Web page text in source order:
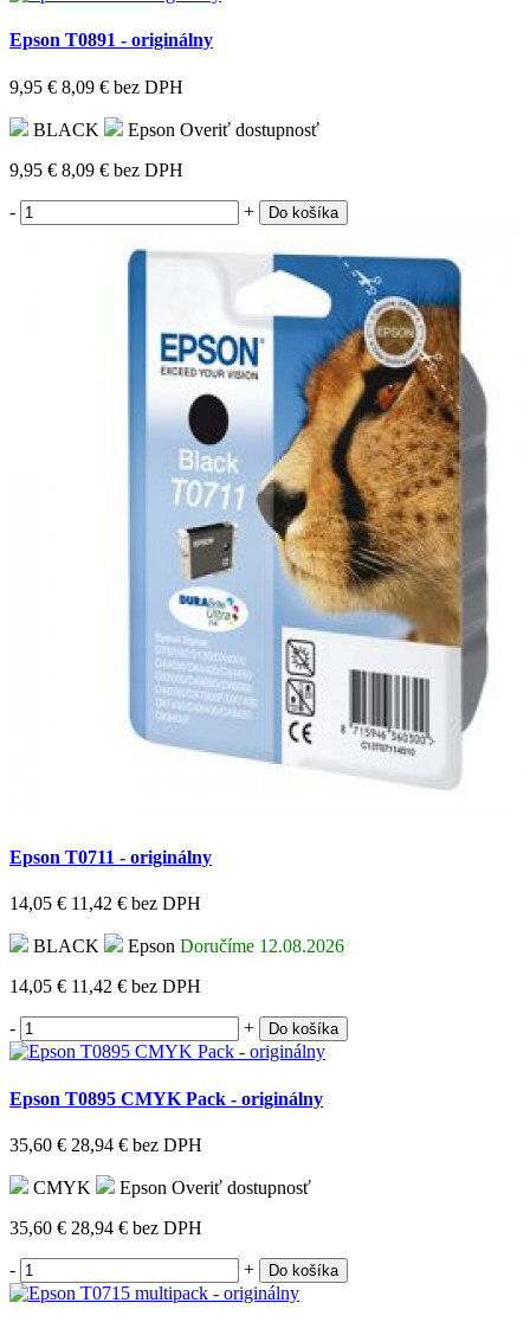
Epson T0891 - originálny
9,95 € 8,09 € bez DPH
BLACK Epson Overiť dostupnosť
9,95 € 8,09 € bez DPH
- + Do košíka
Epson T0711 - originálny
14,05 € 11,42 € bez DPH
BLACK Epson Doručíme 12.08.2026
14,05 € 11,42 € bez DPH
- + Do košíka
Epson T0895 CMYK Pack - originálny
35,60 € 28,94 € bez DPH
CMYK Epson Overiť dostupnosť
35,60 € 28,94 € bez DPH
- + Do košíka